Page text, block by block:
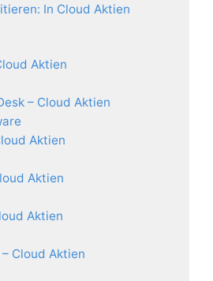
In Cloud Aktien
Aktien
– Cloud Aktien
Aktien
Aktien
Aktien
Cloud Aktien